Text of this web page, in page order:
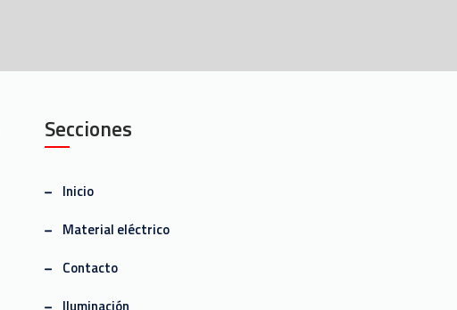
Secciones
Inicio
Material eléctrico
Contacto